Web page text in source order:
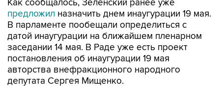
Как сообщалось, Зеленский ранее уже
предложил назначить днем инаугурации 19 мая.
В парламенте пообещали определиться с
датой инаугурации на ближайшем пленарном
заседании 14 мая. В Раде уже есть проект
постановления об инаугурации 19 мая
авторства внефракционного народного
депутата Сергея Мищенко.